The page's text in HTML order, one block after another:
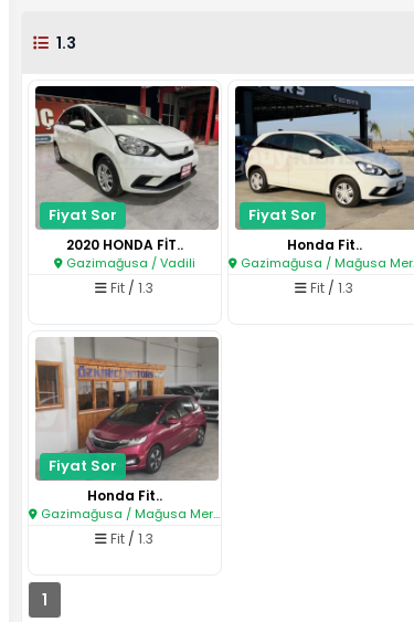
1.3
Fiyat Sor
2020 HONDA FİT..
Gazimağusa / Vadili
Fit /1.3
Fiyat Sor
Honda Fit..
Gazimağusa / Mağusa Merkez
Fit /1.3
Fiyat Sor
Honda Fit..
Gazimağusa / Mağusa Merkez
Fit /1.3
1